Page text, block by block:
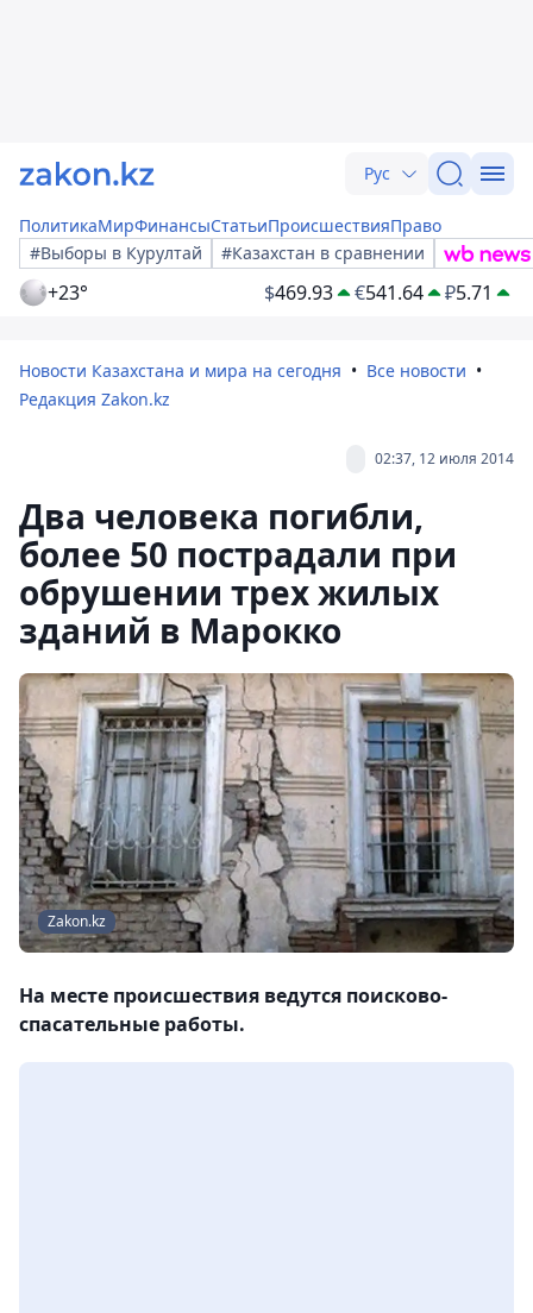
Рус
ПолитикаМирФинансыСтатьиПроисшествияПраво
#Выборы в Курултай
#Казахстан в сравнении
+23° $469.93 €541.64 ₽5.71
Новости Казахстана и мира на сегодня
Все новости
Редакция Zakon.kz
02:37, 12 июля 2014
Два человека погибли,
более 50 пострадали при
обрушении трех жилых
зданий в Марокко
Zakon.kz
На месте происшествия ведутся поисково-
спасательные работы.